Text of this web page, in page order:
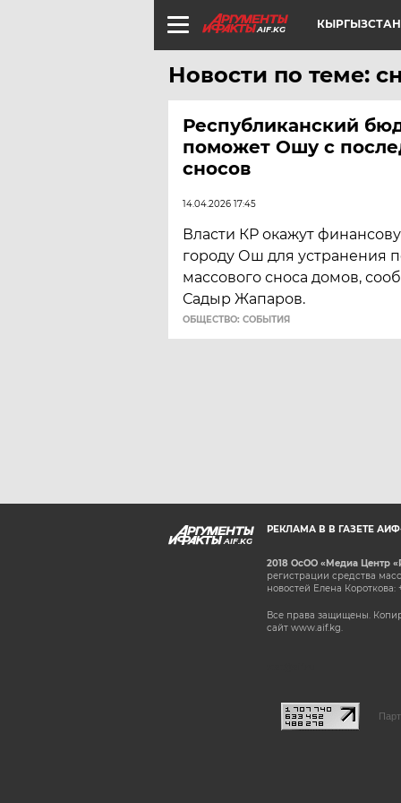
AIF.KG КЫРГЫЗСТАН
Новости по теме:
Республиканский
поможет Ошу с
сносов
14.04.2026 17:45
Власти КР окажут
городу Ош для устранения
массового сноса домов,
Садыр Жапаров.
ОБЩЕСТВО: СОБЫТИЯ
AIF.KG
РЕКЛАМА В В ГАЗЕТЕ
2018 ОсОО «Медиа Центр
регистрации средства
новостей Елена Короткова:
Все права защищены.
сайт www.aif.kg.